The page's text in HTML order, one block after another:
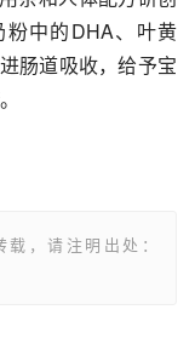
中的DHA、叶黄
肠道吸收，给予宝
，请注明出处：